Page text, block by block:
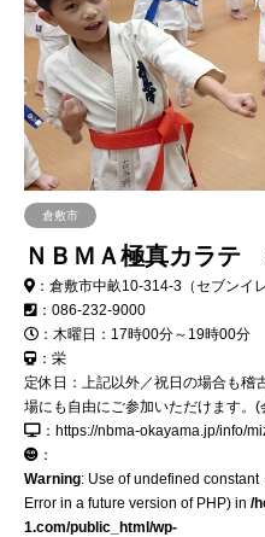
倉敷市
ＮＢＭＡ極真カラテ
：倉敷市中畝10-314-3（セブンイ
：086-232-9000
：木曜日：17時00分～19時00分
：栄
定休日：上記以外／祝日の場合も稽
場にも自由にご参加いただけます。(
：https://nbma-okayama.jp/info/
：
Warning: Use of undefined constant
Error in a future version of PHP) in /
1.com/public_html/wp-